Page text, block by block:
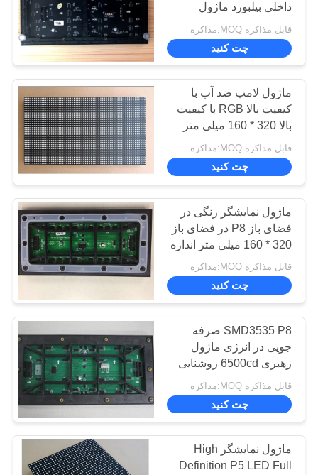
پرده نمایش LED
10
صفحه نمایش LED
صحنه
26
نمایشگر LED شفاف
8
داخلی بیلبورد ماژول
ICN2028
قابل مذاکره MOQ:مذاکره
چت کنید
ماژول لامپ ضد آب با
کیفیت بالا RGB با کیفیت
بالا 320 * 160 میلی متر
ویدئو برای مرکز خرید
قابل مذاکره MOQ:مذاکره
چت کنید
ماژول نمایشگر رنگی در
فضای باز P8 در فضای باز
320 * 160 میلی متر اندازه
ماژول CE سازگار است
قابل مذاکره MOQ:مذاکره
چت کنید
SMD3535 P8 صرفه
جویی در انرژی ماژول
رهبری 6500cd روشنایی
1/3 اسکن درایو وظیفه
قابل مذاکره MOQ:مذاکره
چت کنید
ماژول نمایشگر High
Definition P5 LED Full